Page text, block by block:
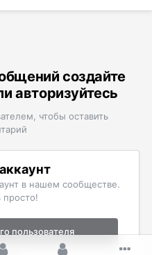
создайте
авторизуйтесь
чтобы оставить
в нашем сообществе.
просто!
пользователя